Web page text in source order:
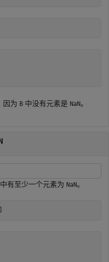
因为 B 中没有元素是 NaN。
有至少一个元素为 NaN。